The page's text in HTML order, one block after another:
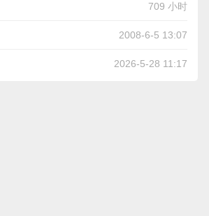
709 小时
2008-6-5 13:07
2026-5-28 11:17